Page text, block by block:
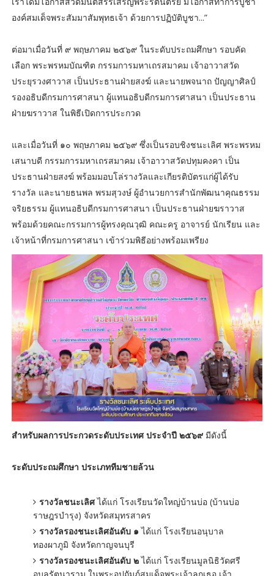
องค์สมเด็จพระสัมมาสัมพุทธเจ้า ด้วยการปฏิบัติบูชา...”
ต่อมาเมื่อวันที่ ๙ พฤษภาคม ๒๕๖๙ ในระดับประถมศึกษา รอบคัด
เลือก พระพรหมบัณฑิต กรรมการมหาเถรสมาคม เจ้าอาวาสวัด
ประยุรวงศาวาส เป็นประธานฝ่ายสงฆ์ และนายพจนาถ ปัญญาศิลป์
รองอธิบดีกรมการศาสนา ผู้แทนอธิบดีกรมการศาสนา เป็นประธาน
ฝ่ายฆราวาส ในพิธีเปิดการประกวด
และเมื่อวันที่ ๑๐ พฤษภาคม ๒๕๖๙ ซึ่งเป็นรอบชิงชนะเลิศ พระพรหม
เสนาบดี กรรมการมหาเถรสมาคม เจ้าอาวาสวัดปทุมคงคา เป็น
ประธานฝ่ายสงฆ์ พร้อมมอบโล่รางวัลและเกียรติบัตรแก่ผู้ได้รับ
รางวัล และนายธนพล พรมสุวงษ์ ผู้อำนวยการสำนักพัฒนาคุณธรรม
จริยธรรม ผู้แทนอธิบดีกรมการศาสนา เป็นประธานฝ่ายฆราวาส
พร้อมด้วยคณะกรรมการผู้ทรงคุณวุฒิ คณะครู อาจารย์ นักเรียน และ
เจ้าหน้าที่กรมการศาสนา เข้าร่วมพิธีอย่างพร้อมเพรียง
สำหรับผลการประกวดระดับประเทศ ประจำปี ๒๕๖๙ มีดังนี้
ระดับประถมศึกษา ประเภททีมชายล้วน
รางวัลชนะเลิศได้แก่ โรงเรียนวัดใหญ่บ้านบ่อ (บ้านบ่อ
ราษฎรบำรุง) จังหวัดสมุทรสาคร
รางวัลรองชนะเลิศอันดับ ๑ ได้แก่ โรงเรียนอนุบาล
ทองผาภูมิ จังหวัดกาญจนบุรี
รางวัลรองชนะเลิศอันดับ ๒ได้แก่ โรงเรียนมูลนิธิวัดศรี